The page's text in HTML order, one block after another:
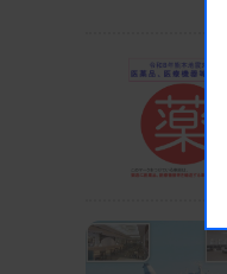
保険適用区
ト診断薬が
査」の所定
資料はこちら